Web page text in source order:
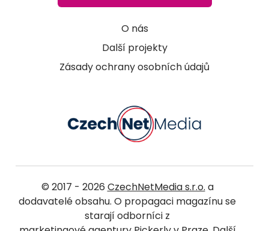
O nás
Další projekty
Zásady ochrany osobních údajů
© 2017 - 2026 CzechNetMedia s.r.o. a
dodavatelé obsahu. O propagaci magazínu se
starají odborníci z